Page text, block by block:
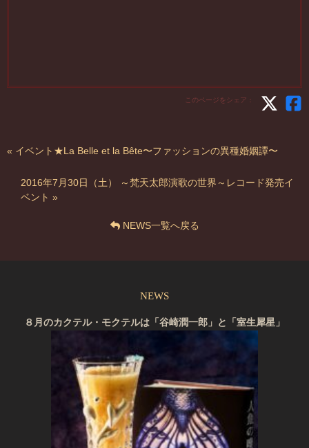
このページをシェア：
« イベント★La Belle et la Bête〜ファッションの異種婚姻譚〜
2016年7月30日（土） ～梵天太郎演歌の世界～レコード発売イ
ベント »
NEWS一覧へ戻る
NEWS
８月のカクテル・モクテルは「谷崎潤一郎」と「室生犀星」